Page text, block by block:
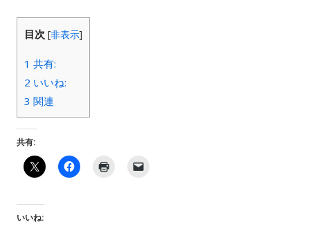
目次 [非表示]
1 共有:
2 いいね:
3 関連
共有:
いいね: